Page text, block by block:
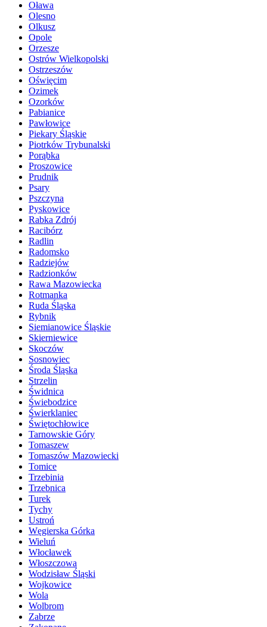
Oława
Olesno
Olkusz
Opole
Orzesze
Ostrów Wielkopolski
Ostrzeszów
Oświęcim
Ozimek
Ozorków
Pabianice
Pawłowice
Piekary Śląskie
Piotrków Trybunalski
Porąbka
Proszowice
Prudnik
Psary
Pszczyna
Pyskowice
Rabka Zdrój
Racibórz
Radlin
Radomsko
Radziejów
Radzionków
Rawa Mazowiecka
Rotmanka
Ruda Śląska
Rybnik
Siemianowice Śląskie
Skierniewice
Skoczów
Sosnowiec
Środa Śląska
Strzelin
Świdnica
Świebodzice
Świerklaniec
Świętochłowice
Tarnowskie Góry
Tomaszew
Tomaszów Mazowiecki
Tomice
Trzebinia
Trzebnica
Turek
Tychy
Ustroń
Węgierska Górka
Wieluń
Włocławek
Włoszczowa
Wodzisław Śląski
Wojkowice
Wola
Wolbrom
Zabrze